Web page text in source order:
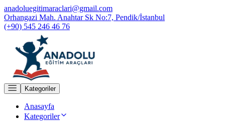
anadoluegitimaraclari@gmail.com
Orhangazi Mah. Anahtar Sk No:7, Pendik/İstanbul
(+90) 545 246 46 76
Kategoriler
Anasayfa
Kategoriler